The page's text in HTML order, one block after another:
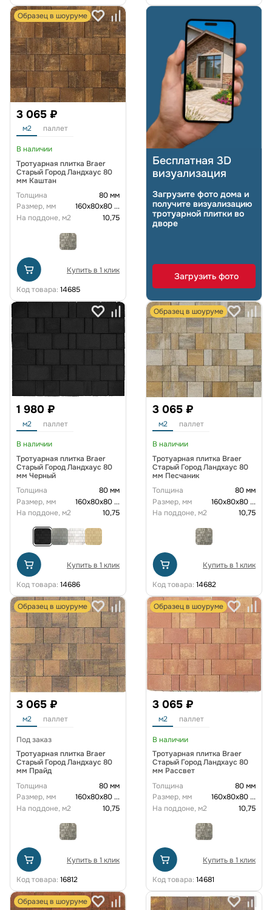
Образец в шоуруме
3 065 ₽
м2 паллет
В наличии
Тротуарная плитка Braer
Старый Город Ландхаус 80
мм Каштан
Толщина
80 мм
Размер, мм
160х80х80...
На поддоне, м2
10,75
Купить в 1 клик
Код товара: 14685
Бесплатная 3D
визуализация
Загрузите фото дома и
получите визуализацию
тротуарной плитки во
дворе
Загрузить фото
1 980 ₽
м2 паллет
В наличии
Тротуарная плитка Braer
Старый Город Ландхаус 80
мм Черный
Толщина
80 мм
Размер, мм
160х80х80...
На поддоне, м2
10,75
Купить в 1 клик
Код товара: 14686
Образец в шоуруме
3 065 ₽
м2 паллет
В наличии
Тротуарная плитка Braer
Старый Город Ландхаус 80
мм Песчаник
Толщина
80 мм
Размер, мм
160х80х80...
На поддоне, м2
10,75
Купить в 1 клик
Код товара: 14682
Образец в шоуруме
3 065 ₽
м2 паллет
Под заказ
Тротуарная плитка Braer
Старый Город Ландхаус 80
мм Прайд
Толщина
80 мм
Размер, мм
160х80х80...
На поддоне, м2
10,75
Купить в 1 клик
Код товара: 16812
Образец в шоуруме
3 065 ₽
м2 паллет
В наличии
Тротуарная плитка Braer
Старый Город Ландхаус 80
мм Рассвет
Толщина
80 мм
Размер, мм
160х80х80...
На поддоне, м2
10,75
Купить в 1 клик
Код товара: 14681
Образец в шоуруме